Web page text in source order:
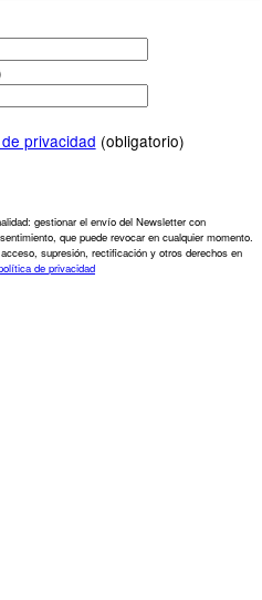
privacidad (obligatorio)
gestionar el envío del Newsletter con
que puede revocar en cualquier momento.
supresión, rectificación y otros derechos en
de privacidad